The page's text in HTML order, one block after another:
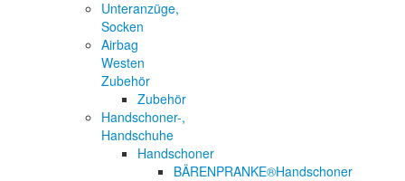
Unteranzüge,
Socken
Airbag
Westen
Zubehör
Zubehör
Handschoner-,
Handschuhe
Handschoner
BÄRENPRANKE®Handschoner